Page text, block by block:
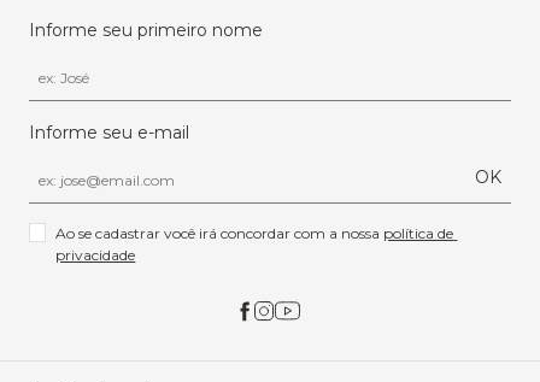
Informe seu primeiro nome
Informe seu e-mail
OK
Ao se cadastrar você irá concordar com a nossa política de
privacidade